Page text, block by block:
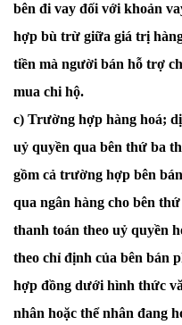
bên đi vay đối với khoản
hợp bù trừ giữa giá trị
tiền mà người bán hỗ trợ
mua chi hộ.
c) Trường hợp hàng hoá;
uỷ quyền qua bên thứ ba
gồm cả trường hợp bên
qua ngân hàng cho bên
thanh toán theo uỷ quyền
theo chỉ định của bên bán
hợp đồng dưới hình thức
nhân hoặc thể nhân đang